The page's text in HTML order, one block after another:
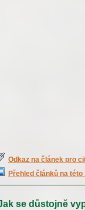
Odkaz na článek pro
Přehled článků na této
se důstojně